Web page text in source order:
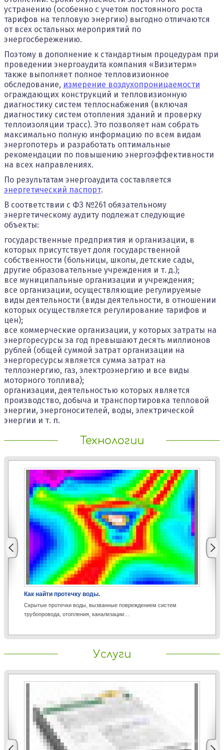
устранению (особенно с учетом постоянного роста
тарифов на тепловую энергию) выгодно отличаются
от всех остальных мероприятий по
энергосбережению.
Поэтому в дополнение к стандартным процедурам при
проведении энергоаудита компания «Визитерм»
также выполняет полное тепловизионное
обследование, измерение воздухопроницаемости
ограждающих конструкций и тепловизионную
диагностику систем теплоснабжения (включая
диагностику систем отопления зданий и проверку
теплоизоляции трасс). Это позволяет нам собрать
максимально полную информацию по всем видам
энергопотерь и разработать оптимальные
рекомендации по повышению энергоэффективности
на всех направлениях.
По результатам энергоаудита составляется
энергетический паспорт.
В соответствии с ФЗ №261 обязательному
энергетическому аудиту подлежат следующие
объекты:
государственные предприятия и организации, в
которых присутствует доля государственной
собственности (больницы, школы, детские сады,
другие образовательные учреждения и т. д.);
все муниципальные организации и учреждения;
все организации, осуществляющие регулируемые
виды деятельности (виды деятельности, в отношении
которых осуществляется регулирование тарифов и
цен);
все коммерческие организации, у которых затраты на
энергоресурсы за год превышают десять миллионов
рублей (общей суммой затрат организации на
энергоресурсы является сумма затрат на
теплоэнергию, газ, электроэнергию и все виды
моторного топлива);
организации, деятельностью которых является
производство, добыча и транспортировка тепловой
энергии, энергоносителей, воды, электрической
энергии и т. п.
Технологии
Как найти протечку воды.
Скрытые протечки воды, вызванные повреждением систем
трубопровода, отопления, канализации…
Услуги